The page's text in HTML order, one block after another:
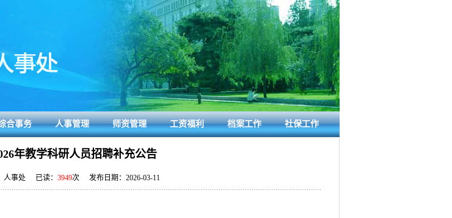
合事务 人事管理 师资管理 工资福利 档案工作 社保工作
年教学科研人员招聘补充公告
人事处 已读： 3949次 发布日期：2026-03-11